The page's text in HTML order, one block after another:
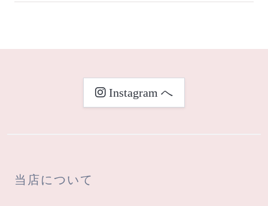
ナ
ョ
Instagram へ
当店について